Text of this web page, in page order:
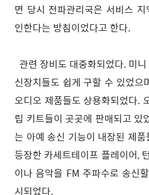
면 당시 전파관리국은 서비스
인한다는 방침이었다고 한다.
관련 장비도 대중화되었다. 미
신장치들도 쉽게 구할 수 있었으
오디오 제품들도 상용화되었다.
립 키트들이 곳곳에 판매되고 있
는 아예 송신 기능이 내장된 제
등장한 카세트테이프 플레이어,
이나 음악을 FM 주파수로 송신
시되었다.